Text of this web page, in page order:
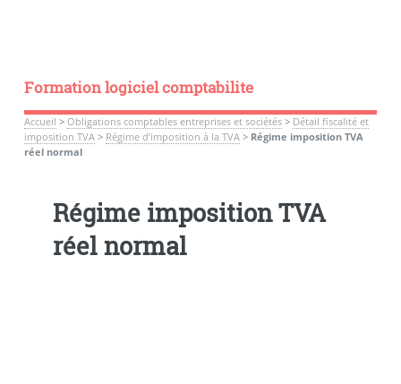
Formation logiciel comptabilite
Accueil > Obligations comptables entreprises et sociétés> Détail fiscalité et
imposition TVA> Régime d’imposition à la TVA> Régime imposition TVA
réel normal
Régime imposition TVA
réel normal